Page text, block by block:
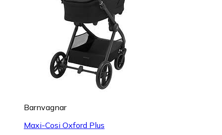
Barnvagnar
Maxi-Cosi Oxford Plus